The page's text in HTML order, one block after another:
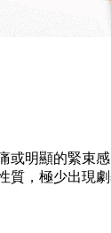
顯的緊束
，極少出現劇